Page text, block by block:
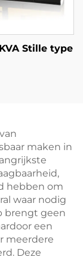
Stille type
maken in
hebben om
waar nodig
brengt geen
een
meerdere
Deze